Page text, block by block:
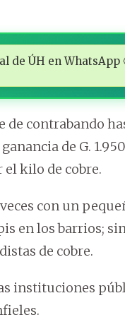
de ÚH en WhatsApp
de contrabando
de G.
el kilo de cobre.
con un
en los barrios;
de cobre.
instituciones